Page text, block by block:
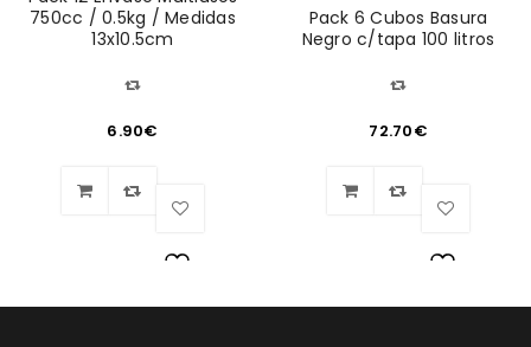
750cc / 0.5kg / Medidas
13x10.5cm
6.90€
Lista
Pack 6 Cubos Basura
Negro c/tapa 100 litros
72.70€
Lista